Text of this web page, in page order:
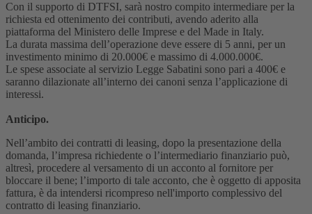
Con il supporto di DTFSI, sarà nostro compito intermediare per la
richiesta ed ottenimento dei contributi, avendo aderito alla
piattaforma del Ministero delle Imprese e del Made in Italy.
La durata massima dell’operazione deve essere di 5 anni, per un
investimento minimo di 20.000€ e massimo di 4.000.000€.
Le spese associate al servizio Legge Sabatini sono pari a 400€ e
saranno dilazionate all’interno dei canoni senza l’applicazione di
interessi.
Anticipo.
Nell’ambito dei contratti di leasing, dopo la presentazione della
domanda, l’impresa richiedente o l’intermediario finanziario può,
altresì, procedere al versamento di un acconto al fornitore per
bloccare il bene; l’importo di tale acconto, che è oggetto di apposita
fattura, è da intendersi ricompreso nell'importo complessivo del
contratto di leasing finanziario.